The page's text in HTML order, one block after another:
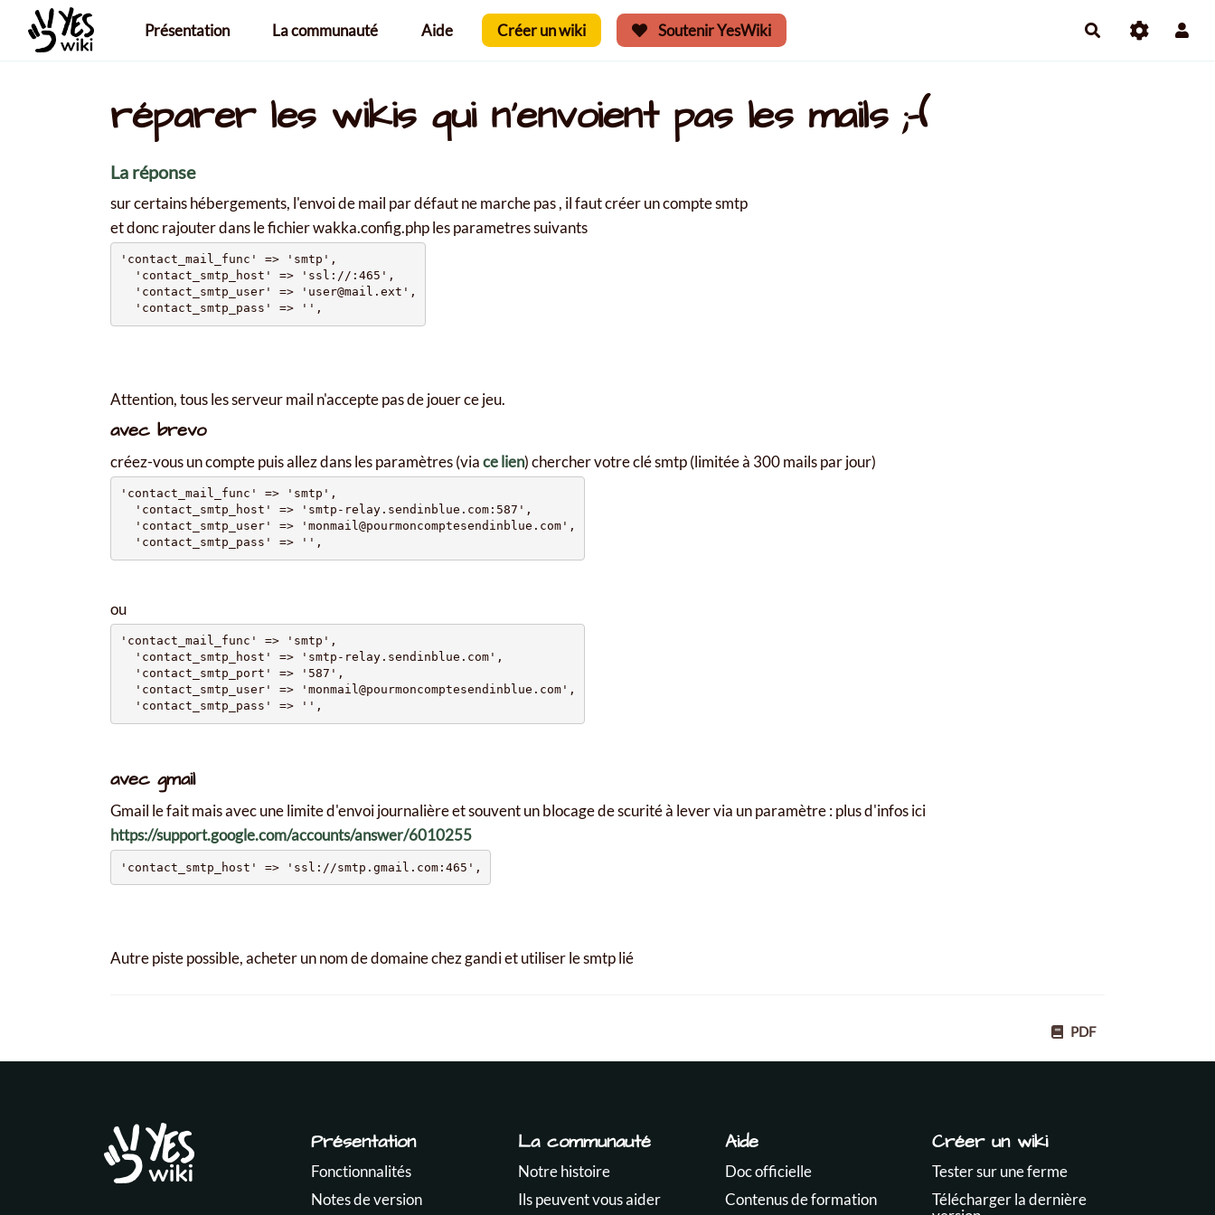
Aller au contenu principalPrésentation La communauté Aide Créer un wiki Soutenir YesWiki
réparer les wikis qui n'envoient pas les mails ;-(
La réponse
sur certains hébergements, l'envoi de mail par défaut ne marche pas , il faut créer un compte smtp
et donc rajouter dans le fichier wakka.config.php les parametres suivants
'contact_mail_func' => 'smtp',
  'contact_smtp_host' => 'ssl://:465',
  'contact_smtp_user' => 'user@mail.ext',
Attention, tous les serveur mail n'accepte pas de jouer ce jeu.
avec brevo
créez-vous un compte puis allez dans les paramètres (viace lien) chercher votre clé smtp (limitée à 300 mails par jour)
'contact_mail_func' => 'smtp',
  'contact_smtp_host' => 'smtp-relay.sendinblue.com:587',
  'contact_smtp_user' => 'monmail@pourmoncomptesendinblue.com',
ou
'contact_mail_func' => 'smtp',
  'contact_smtp_host' => 'smtp-relay.sendinblue.com',
  'contact_smtp_port' => '587',
  'contact_smtp_user' => 'monmail@pourmoncomptesendinblue.com',
avec gmail
Gmail le fait mais avec une limite d'envoi journalière et souvent un blocage de scurité à lever via un paramètre : plus d'infos ici
https://support.google.com/accounts/answer/6010255
Autre piste possible, acheter un nom de domaine chez gandi et utiliser le smtp lié
PDF
Présentation
Fonctionnalités
Notes de version
La communauté
Notre histoire
Ils peuvent vous aider
Aide
Doc officielle
Contenus de formation
Créer un wiki
Tester sur une ferme
Télécharger la dernière